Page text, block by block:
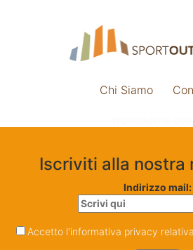
Chi Siamo
Iscriviti alla nostra
Indirizzo mail:
Accetto l'informativa privacy